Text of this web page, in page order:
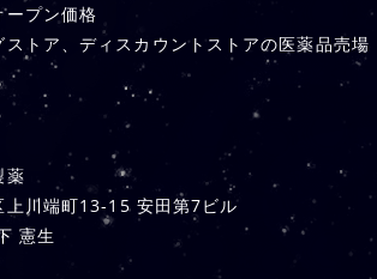
プン価格
トア、ディスカウントストアの医薬品売場
薬
上川端町13-15 安田第7ビル
憲生